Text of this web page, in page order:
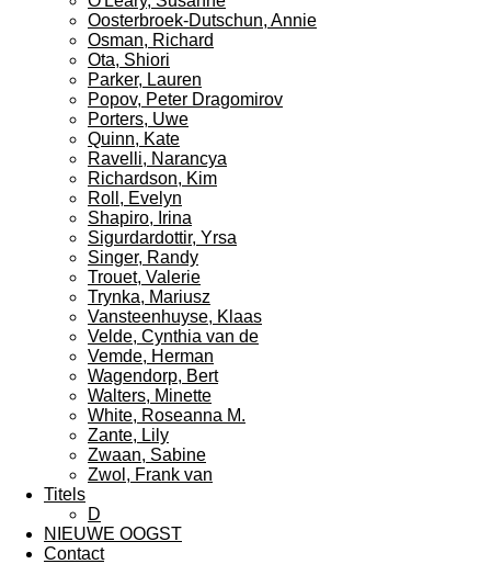
Oosterbroek-Dutschun, Annie
Osman, Richard
Ota, Shiori
Parker, Lauren
Popov, Peter Dragomirov
Porters, Uwe
Quinn, Kate
Ravelli, Narancya
Richardson, Kim
Roll, Evelyn
Shapiro, Irina
Sigurdardottir, Yrsa
Singer, Randy
Trouet, Valerie
Trynka, Mariusz
Vansteenhuyse, Klaas
Velde, Cynthia van de
Vemde, Herman
Wagendorp, Bert
Walters, Minette
White, Roseanna M.
Zante, Lily
Zwaan, Sabine
Zwol, Frank van
Titels
D
NIEUWE OOGST
Contact